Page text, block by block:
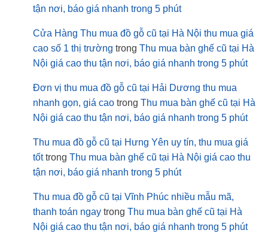
tận nơi, báo giá nhanh trong 5 phút
Cửa Hàng Thu mua đồ gỗ cũ tại Hà Nội thu mua giá
cao số 1 thị trường trong Thu mua bàn ghế cũ tại Hà
Nội giá cao thu tận nơi, báo giá nhanh trong 5 phút
Đơn vị thu mua đồ gỗ cũ tại Hải Dương thu mua
nhanh gọn, giá cao trong Thu mua bàn ghế cũ tại Hà
Nội giá cao thu tận nơi, báo giá nhanh trong 5 phút
Thu mua đồ gỗ cũ tại Hưng Yên uy tín, thu mua giá
tốttrong Thu mua bàn ghế cũ tại Hà Nội giá cao thu
tận nơi, báo giá nhanh trong 5 phút
Thu mua đồ gỗ cũ tại Vĩnh Phúc nhiều mẫu mã,
thanh toán ngay trong Thu mua bàn ghế cũ tại Hà
Nội giá cao thu tận nơi, báo giá nhanh trong 5 phút